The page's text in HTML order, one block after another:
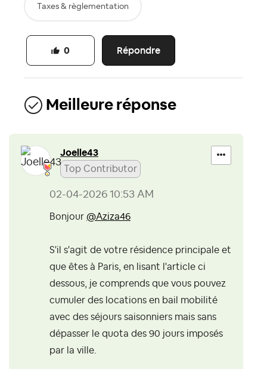
Taxes & règlementation
Répondre
0
Meilleure réponse
Joelle43
Top Contributor
‎02-04-2026 10:53 AM
Bonjour @Aziza46
S'il s'agit de votre résidence principale et
que êtes à Paris, en lisant l'article ci
dessous, je comprends que vous pouvez
cumuler des locations en bail mobilité
avec des séjours saisonniers mais sans
dépasser le quota des 90 jours imposés
par la ville.